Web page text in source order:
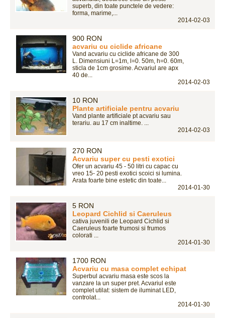
superb, din toate punctele de vedere:
forma, marime,...
2014-02-03
900 RON
acvariu cu ciclide africane
Vand acvariu cu ciclide africane de 300
L. Dimensiuni L=1m, l=0. 50m, h=0. 60m,
sticla de 1cm grosime. Acvariul are apx
40 de...
2014-02-03
10 RON
Plante artificiale pentru acvariu
Vand plante artificiale pt acvariu sau
terariu. au 17 cm inaltime. ...
2014-02-03
270 RON
Acvariu super cu pesti exotici
Ofer un acvariu 45 - 50 litri cu capac cu
vreo 15- 20 pesti exotici scoici si lumina.
Arata foarte bine estetic din toate...
2014-01-30
5 RON
Leopard Cichlid si Caeruleus
cativa juvenili de Leopard Cichlid si
Caeruleus foarte frumosi si frumos
colorati ...
2014-01-30
1700 RON
Acvariu cu masa complet echipat
Superbul acvariu masa este scos la
vanzare la un super pret. Acvariul este
complet utilat: sistem de iluminat LED,
controlat...
2014-01-30